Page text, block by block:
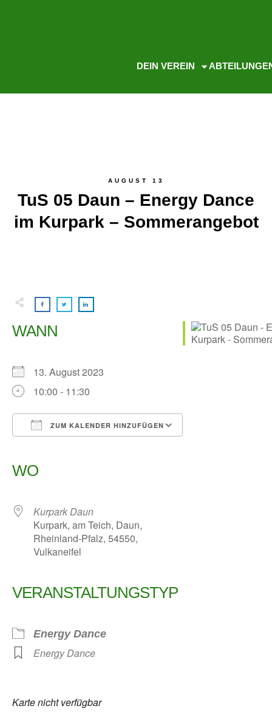
DEIN VEREIN
AUGUST 13
TuS 05 Daun – Energy Dance
im Kurpark – Sommerangebot
WANN
13. August 2023
10:00 - 11:30
ZUM KALENDER HINZUFÜGEN
WO
Kurpark Daun
Kurpark, am Teich, Daun,
Rheinland-Pfalz, 54550,
Vulkaneifel
VERANSTALTUNGSTYP
Energy Dance
Energy Dance
Karte nicht verfügbar